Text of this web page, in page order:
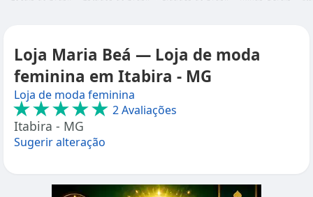
Loja Maria Beá — Loja de moda
feminina em Itabira - MG
Loja de moda feminina
★★★★★ 2 Avaliações
Itabira - MG
Sugerir alteração